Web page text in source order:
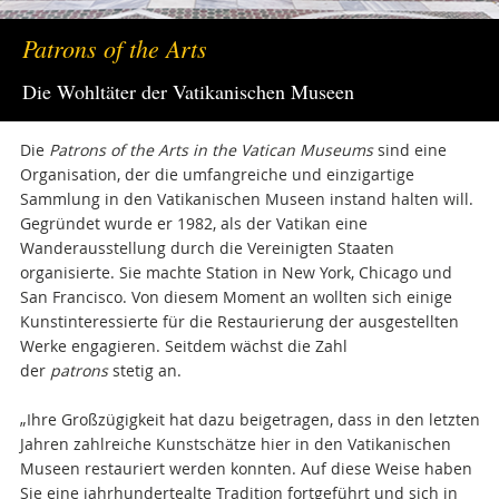
Patrons of the Arts
Die Wohltäter der Vatikanischen Museen
Die Patrons of the Arts in the Vatican Museumssind eine
Organisation, der die umfangreiche und einzigartige
Sammlung in den Vatikanischen Museen instand halten will.
Gegründet wurde er 1982, als der Vatikan eine
Wanderausstellung durch die Vereinigten Staaten
organisierte. Sie machte Station in New York, Chicago und
San Francisco. Von diesem Moment an wollten sich einige
Kunstinteressierte für die Restaurierung der ausgestellten
Werke engagieren. Seitdem wächst die Zahl
der patronsstetig an.
„Ihre Großzügigkeit hat dazu beigetragen, dass in den letzten
Jahren zahlreiche Kunstschätze hier in den Vatikanischen
Museen restauriert werden konnten. Auf diese Weise haben
Sie eine jahrhundertealte Tradition fortgeführt und sich in